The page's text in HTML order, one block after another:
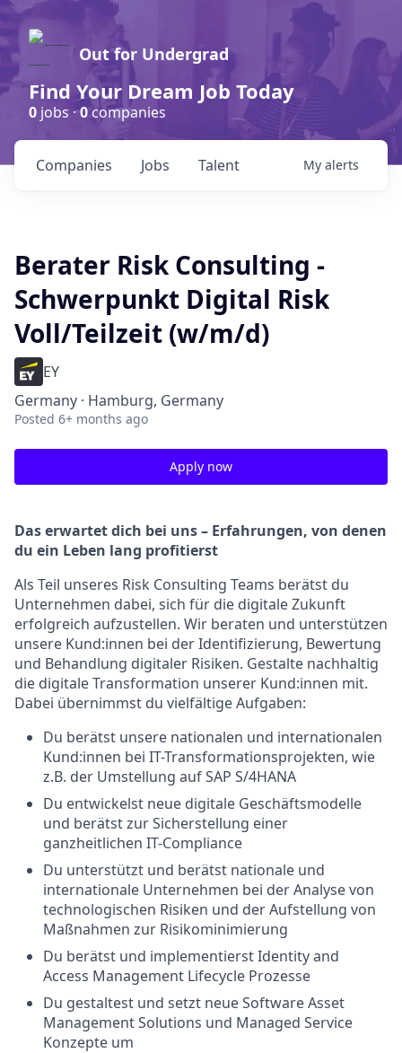
Out for Undergrad
Find Your Dream Job Today
0 jobs ·0companies
Jobs
Companies Talent My alerts
Berater Risk Consulting -
Schwerpunkt Digital Risk
Voll/Teilzeit (w/m/d)
EY
Germany · Hamburg, Germany
Posted 6+ months ago
Apply now
Das erwartet dich bei uns – Erfahrungen, von denen
du ein Leben lang profitierst
Als Teil unseres Risk Consulting Teams berätst du
Unternehmen dabei, sich für die digitale Zukunft
erfolgreich aufzustellen. Wir beraten und unterstützen
unsere Kund:innen bei der Identifizierung, Bewertung
und Behandlung digitaler Risiken. Gestalte nachhaltig
die digitale Transformation unserer Kund:innen mit.
Dabei übernimmst du vielfältige Aufgaben:
Du berätst unsere nationalen und internationalen
Kund:innen bei IT-Transformationsprojekten, wie
z.B. der Umstellung auf SAP S/4HANA
Du entwickelst neue digitale Geschäftsmodelle
und berätst zur Sicherstellung einer
ganzheitlichen IT-Compliance
Du unterstützt und berätst nationale und
internationale Unternehmen bei der Analyse von
technologischen Risiken und der Aufstellung von
Maßnahmen zur Risikominimierung
Du berätst und implementierst Identity and
Access Management Lifecycle Prozesse
Du gestaltest und setzt neue Software Asset
Management Solutions und Managed Service
Konzepte um